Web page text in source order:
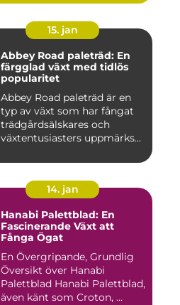
15. jan
Abbey Road paleträd: En
färgglad växt med tidlös
popularitet
Abbey Road paleträd är en
typ av växt som har fångat
trädgårdsälskares och
växtentusiasters uppmärks...
14. jan
Hanabi Palettblad: En
Fascinerande Växt att
Fånga Ögat
En Övergripande, Grundlig
Översikt över Hanabi
Palettblad Hanabi Palettblad,
även känt som Croton, ...